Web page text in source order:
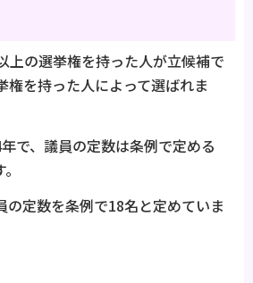
上の選挙権を持った人が立候補で
権を持った人によって選ばれま
で、議員の定数は条例で定める
定数を条例で18名と定めていま